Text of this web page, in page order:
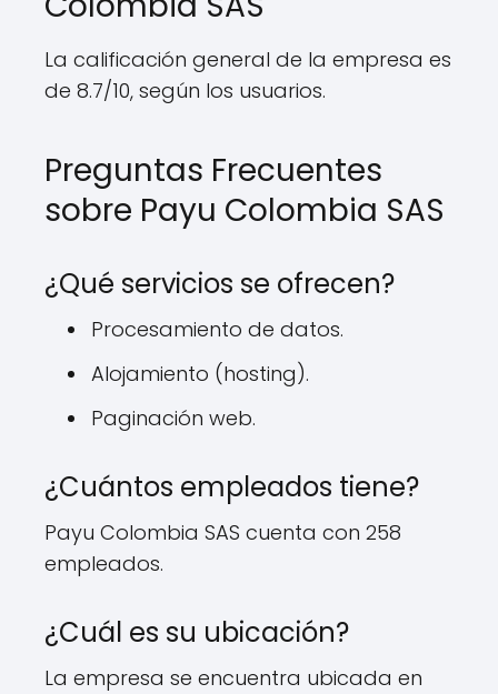
La calificación general de la empresa es
de 8.7/10, según los usuarios.
Preguntas Frecuentes
sobre Payu Colombia SAS
¿Qué servicios se ofrecen?
Procesamiento de datos.
Alojamiento (hosting).
Paginación web.
¿Cuántos empleados tiene?
Payu Colombia SAS cuenta con 258
empleados.
¿Cuál es su ubicación?
La empresa se encuentra ubicada en